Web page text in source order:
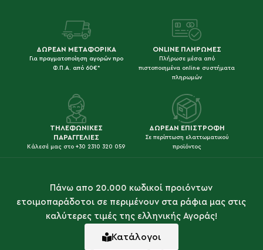
ΔΩΡΕΑΝ ΜΕΤΑΦΟΡΙΚΑ
Για πραγματοποίηση αγορών προ
Φ.Π.Α. από 60€*
ONLINE ΠΛΗΡΩΜΕΣ
Πλήρωσε μέσα από
πιστοποιημένα online συστήματα
πληρωμών
ΤΗΛΕΦΩΝΙΚΕΣ
ΠΑΡΑΓΓΕΛΙΕΣ
Κάλεσέ μας στο +30 2310 320 059
ΔΩΡΕΑΝ ΕΠΙΣΤΡΟΦΗ
Σε περίπτωση ελαττωματικού
προϊόντος
Πάνω απο 20.000 κωδικοί προιόντων
ετοιμοπαράδοτοι σε περιμένουν στα ράφια μας στις
καλύτερες τιμές της ελληνικής Αγοράς!
Κατάλογοι